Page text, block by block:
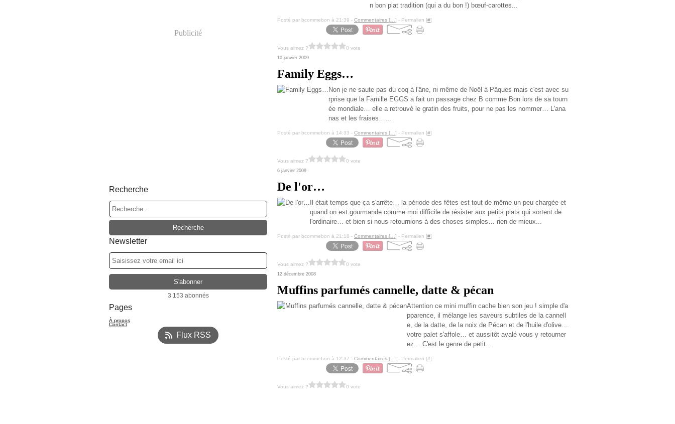
Publicité
Recherche
Newsletter
3 153 abonnés
Pages
À propos
Contact
Flux RSS
n bon plat tradition (qui a du bon !) bœuf-carottes...
Posté par bcommebon à 21:39 - Commentaires [ ] - Permalien [#]
Vous aimez ? 0 vote
10 janvier 2009
Family Eggs…
Non je ne saute pas du coq à l'âne, ni même de Noël à Pâques mais c'est avec su
rprise que la Famille EGGS a fait un passage chez B comme Bon lors de sa tourn
ée mondiale… elle a retrouvé le gratin des fruits, pour ne pas les nommer… L'ana
nas et les fraises…...
Posté par bcommebon à 14:33 - Commentaires [ ] - Permalien [#]
Vous aimez ? 0 vote
6 janvier 2009
De l'or…
Il était temps que ça s'arrête… la période des fêtes est tout de même un peu chargée et
quand on est gourmande comme moi difficile de résister aux petits plats qui sortent de
l'ordinaire… et bien si nous retournions à des choses simples… rien de mieux...
Posté par bcommebon à 21:18 - Commentaires [ ] - Permalien [#]
Vous aimez ? 0 vote
12 décembre 2008
Muffins parfumés cannelle, datte & pécan
Attention ce mini muffin cache bien son jeu ! simple d'a
pparence, il mélange les saveurs subtiles de la cannell
e, de la datte, de la noix de Pécan et de l'huile d'olive…
votre palet s'affole… et aussitôt avalé vous y retourner
ez… C'est le genre de petit...
Posté par bcommebon à 12:37 - Commentaires [ ] - Permalien [#]
Vous aimez ? 0 vote